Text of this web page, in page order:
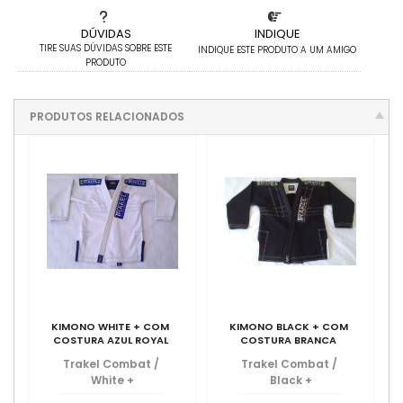
DÚVIDAS
TIRE SUAS DÚVIDAS SOBRE ESTE
PRODUTO
INDIQUE
INDIQUE ESTE PRODUTO A UM AMIGO
PRODUTOS RELACIONADOS
KIMONO WHITE + COM
COSTURA AZUL ROYAL
Trakel Combat /
White +
KIMONO BLACK + COM
COSTURA BRANCA
Trakel Combat /
Black +